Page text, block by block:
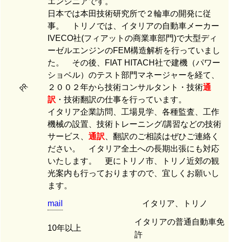
PR
日本では本田技術研究所で２輪車の開発に従
事。 トリノでは、イタリアの自動車メーカー
IVECO社(フィアットの商業車部門)で大型ディ
ーゼルエンジンのFEM構造解析を行っていまし
た。 その後、FIAT HITACH社で建機（パワー
ショベル）のテスト部門マネージャーを経て、
２００２年から技術コンサルタント・技術通
訳 ・技術翻訳の仕事を行っています。
イタリア企業訪問、工場見学、各種監査、工作
機械の設置、技術トレーニング/講習などの技術
サービス、 通訳 、翻訳のご相談はぜひご連絡く
ださい。 イタリア全土への長期出張にも対応
いたします。 更にトリノ市、トリノ近郊の観
光案内も行っておりますので、宜しくお願いし
ます。
mail イタリア、トリノ
10年以上
イタリアの普通自動車免
許